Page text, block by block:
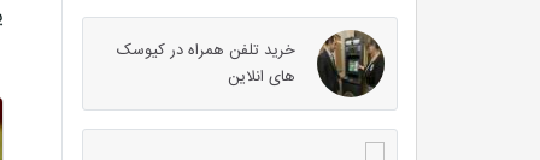
خرید تلفن همراه در کیوسک
های انلاین